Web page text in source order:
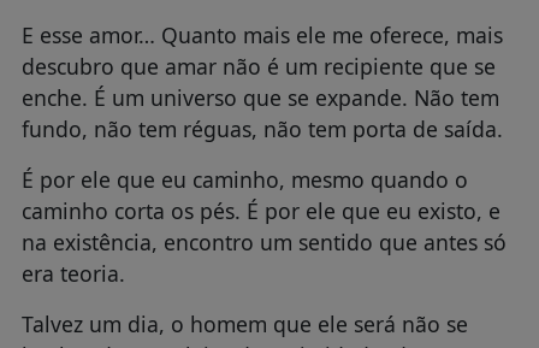
E esse amor… Quanto mais ele me oferece, mais
descubro que amar não é um recipiente que se
enche. É um universo que se expande. Não tem
fundo, não tem réguas, não tem porta de saída.
É por ele que eu caminho, mesmo quando o
caminho corta os pés. É por ele que eu existo, e
na existência, encontro um sentido que antes só
era teoria.
Talvez um dia, o homem que ele será não se